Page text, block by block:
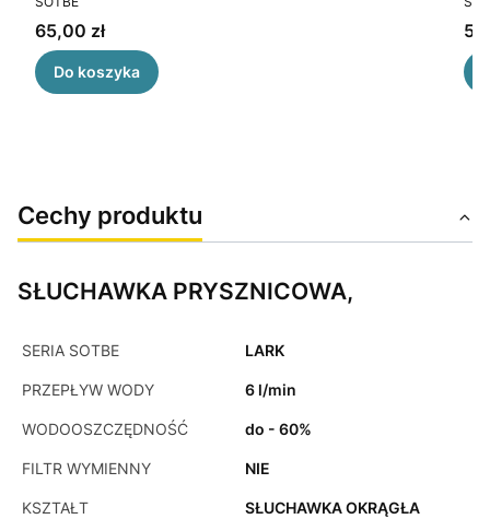
Cena
65,00 zł
Do koszyka
Cechy produktu
SŁUCHAWKA PRYSZNICOWA,
SERIA SOTBE LARK
PRZEPŁYW WODY 6 l/min
WODOOSZCZĘDNOŚĆ do - 60%
FILTR WYMIENNY NIE
KSZTAŁT SŁUCHAWKA OKRĄGŁA